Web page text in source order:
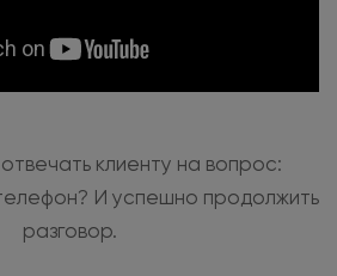
клиенту на вопрос:
И успешно продолжить
разговор.